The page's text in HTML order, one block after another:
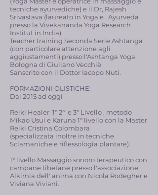
tecniche ayurvediche) e il Dr, Rajesh
Srivastava (laureato in Yoga e . Ayurveda
presso la Vivekananda Yoga Research
Institut in India).
​Teacher training Seconda Serie Ashtanga
(con particolare attenzione agli
aggiustamenti) presso l'Ashtanga Yoga
Bologna di Giuliano Vecchiè.
​Sanscrito con il Dottor Iacopo Nuti.
FORMAZIONI OLISTICHE:
Dal 2015 ad oggi
Reiki Healer 1° 2° e 3° Livello , metodo
Mikao Usui e Karuna 1° livello con la Master
Reiki Cristina Colombara
(specializzata inoltre in tecniche
Sciamaniche e riflessologia plantare).
1° livello Massaggio sonoro terapeutico con
campane tibetane presso l'associazione
Alkimia dell' anima con Nicola Rodegher e
Viviana Viviani.